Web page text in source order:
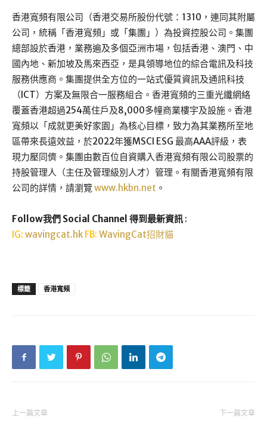
香港寬頻有限公司（香港交易所股份代號：1310，連同其附屬
公司，統稱「香港寬頻」或「集團」）為投資控股公司。集團
總部設於香港，業務遍及多個亞洲市場，包括香港、澳門、中
國內地、新加坡及馬來西亞，是具領導地位的綜合電訊及科技
服務供應商。集團提供全方位的一站式優質資訊及通訊科技
（ICT）方案及無限合一服務組合。香港寬頻的三重光纖網絡
覆蓋香港超過254萬住戶及8,000多幢商業樓宇及設施。香港
寬頻以「成就更美好家園」為核心目標，致力為其業務所至地
區帶來長遠效益，於2022年獲MSCI ESG 最高AAA評級，表
現力壓同儕。集團由數百位自資購入香港寬頻有限公司股票的
持股管理人（主任及管理級別人才）管理。有關香港寬頻有限
公司的詳情，請瀏覽www.hkbn.net 。
Follow我們 Social Channel 得到最新資訊 :
IG: wavingcat.hk FB: WavingCat招財貓
標籤 香港寬頻
上一篇文章 下一篇文章